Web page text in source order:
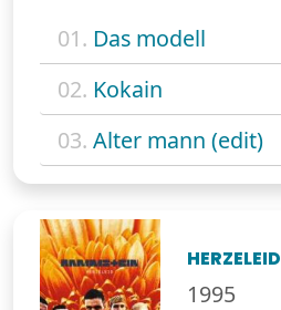
01. Das modell
02. Kokain
03. Alter mann (edit)
HERZELEID
1995